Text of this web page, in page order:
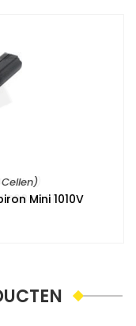
Cellen)
Mini 1010V